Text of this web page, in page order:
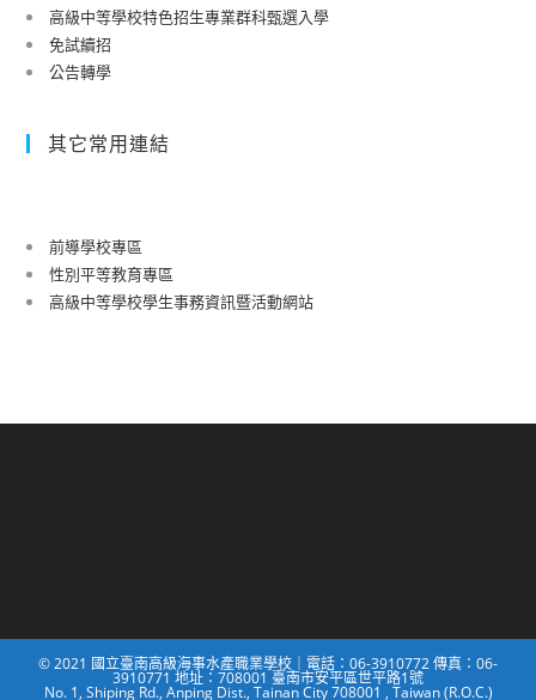
高級中等學校特色招生專業群科甄選入學
免試續招
公告轉學
其它常用連結
前導學校專區
性別平等教育專區
高級中等學校學生事務資訊暨活動網站
© 2021 國立臺南高級海事水產職業學校｜電話：06-3910772 傳真：06-
3910771 地址：708001 臺南市安平區世平路1號
No. 1, Shiping Rd., Anping Dist., Tainan City 708001 , Taiwan (R.O.C.)